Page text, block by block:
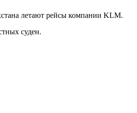
летают рейсы компании KLM.
суден.